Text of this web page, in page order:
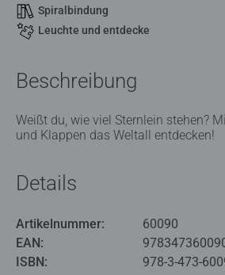
Spiralbindung
Leuchte und entdecke
Beschreibung
Weißt du, wie viel Sternlein stehen?
und Klappen das Weltall entdecken!
Details
Artikelnummer:
60090
EAN:
ISBN:
978-3-473-